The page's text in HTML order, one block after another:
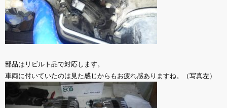
部品はリビルト品で対応します。
車両に付いていたのは見た感じからもお疲れ感ありますね。（写真左）